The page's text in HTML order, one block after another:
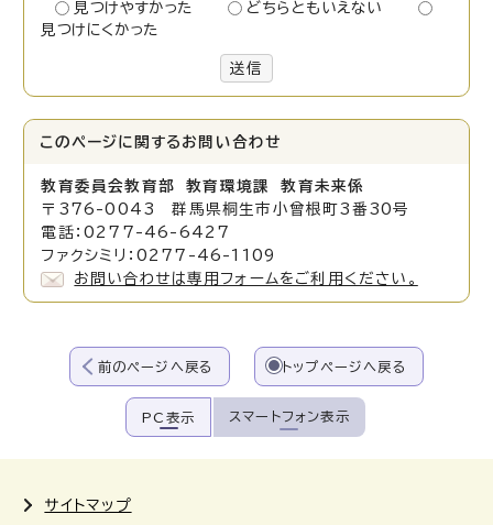
見つけやすかった
どちらともいえない
見つけにくかった
送信
このページに関する お問い合わせ
教育委員会教育部 教育環境課教育未来係
〒376-0043 群馬県桐生市小曾根町3番30号
電話：0277-46-6427
ファクシミリ：0277-46-1109
お問い合わせは専用フォームをご利用ください。
前のページへ戻る トップページへ戻る
PC表示 スマートフォン表示
サイトマップ